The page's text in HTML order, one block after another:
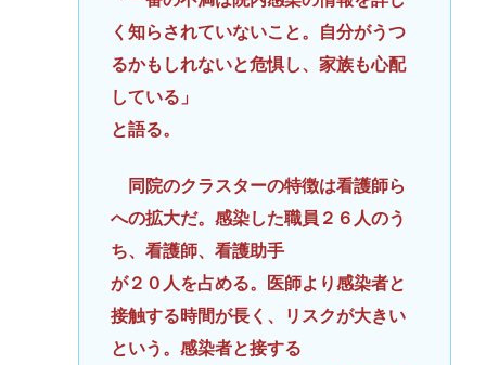
く知らされていないこと。自分がうつ
るかもしれないと危惧し、家族も心配
している」
と語る。
同院のクラスターの特徴は看護師ら
への拡大だ。感染した職員２６人のう
ち、看護師、看護助手
が２０人を占める。医師より感染者と
接触する時間が長く、リスクが大きい
という。感染者と接する